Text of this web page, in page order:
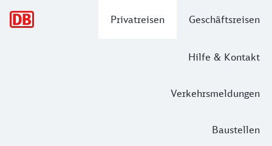
Privatreisen Geschäftsreisen
Hilfe & Kontakt
Verkehrsmeldungen
Baustellen